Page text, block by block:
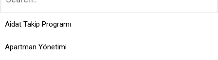
Aidat Takip Programı
Apartman Yönetimi